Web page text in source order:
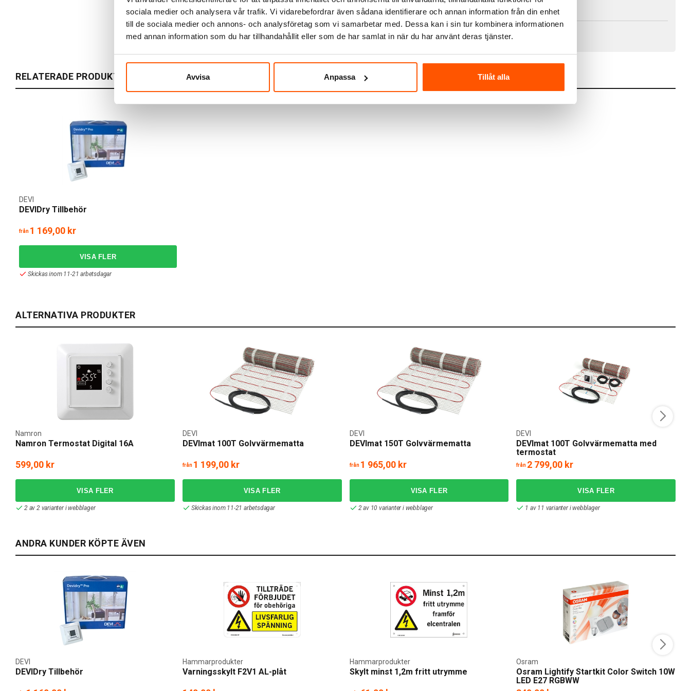
sociala medier och analysera vår trafik. Vi vidarebefordrar även sådana identifierare och annan information från din enhet
till de sociala medier och annons- och analysföretag som vi samarbetar med. Dessa kan i sin tur kombinera informationen
med annan information som du har tillhandahållit eller som de har samlat in när du har använt deras tjänster.
Avvisa Anpassa Tillåt alla
Butik Veddesta:
Ej i lager
Staffanstorp Lagerbutik:
Ej i lager
Läs mer om våra leveranstider och fraktsätt här.
RELATERADE PRODUKTER
DEVIDry Tillbehör
DEVI
från 1 169,00 kr
Skickas inom 11-21 arbetsdagar
ALTERNATIVA PRODUKTER
Namron Termostat Digital 16A
Namron
599,00 kr
2 av 2 varianter i webblager
DEVImat 100T Golvvärmematta
DEVI
från 1 199,00 kr
Skickas inom 11-21 arbetsdagar
DEVImat 150T Golvvärmematta
DEVI
från 1 965,00 kr
2 av 10 varianter i webblager
DEVImat 100T Golvvärmematta med
termostat
DEVI
från 2 799,00 kr
1 av 11 varianter i webblager
ANDRA KUNDER KÖPTE ÄVEN
DEVIDry Tillbehör
DEVI
Varningsskylt F2V1 AL-plåt
Hammarprodukter
Skylt minst 1,2m fritt utrymme
Hammarprodukter
Osram Lightify Startkit Color Switch 10W
LED E27 RGBWW
Osram